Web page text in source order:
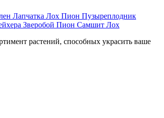
Лапчатка Лох Пион Пузыреплодник
Зверобой Пион Самшит Лох
растений, способных украсить ваше